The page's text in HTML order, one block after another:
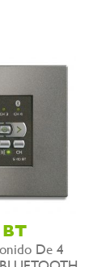
BT
De 4